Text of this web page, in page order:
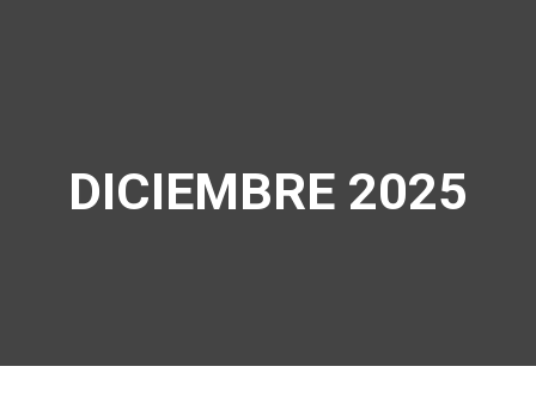
DICIEMBRE 2025